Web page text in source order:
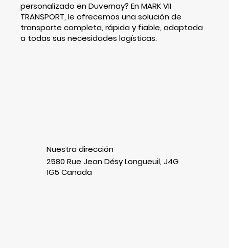
personalizado en Duvernay? En MARK VII
TRANSPORT, le ofrecemos una solución de
transporte completa, rápida y fiable, adaptada
a todas sus necesidades logísticas.
Nuestra dirección
2580 Rue Jean Désy Longueuil, J4G
1G5 Canada